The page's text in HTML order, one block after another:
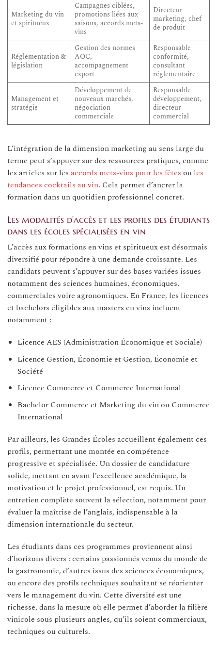
Marketing du vin
et spiritueux
Campagnes ciblées,
promotions liées aux
saisons, accords mets-
vins
Directeur
marketing, chef
de produit
Réglementation &
législation
Gestion des normes
AOC,
accompagnement
export
Responsable
conformité,
consultant
réglementaire
Management et
stratégie
Développement de
nouveaux marchés,
négociation
commerciale
Responsable
développement,
directeur
commercial
L’intégration de la dimension marketing au sens large du
terme peut s’appuyer sur des ressources pratiques, comme
les articles sur les accords mets-vins pour les fêtes ou les
tendances cocktails au vin. Cela permet d’ancrer la
formation dans un quotidien professionnel concret.
Les modalités d’accès et les profils des étudiants
dans les écoles spécialisées en vin
L’accès aux formations en vins et spiritueux est désormais
diversifié pour répondre à une demande croissante. Les
candidats peuvent s’appuyer sur des bases variées issues
notamment des sciences humaines, économiques,
commerciales voire agronomiques. En France, les licences
et bachelors éligibles aux masters en vins incluent
notamment :
Licence AES (Administration Économique et Sociale)
Licence Gestion, Économie et Gestion, Économie et
Société
Licence Commerce et Commerce International
Bachelor Commerce et Marketing du vin ou Commerce
International
Par ailleurs, les Grandes Écoles accueillent également ces
profils, permettant une montée en compétence
progressive et spécialisée. Un dossier de candidature
solide, mettant en avant l’excellence académique, la
motivation et le projet professionnel, est requis. Un
entretien complète souvent la sélection, notamment pour
évaluer la maîtrise de l’anglais, indispensable à la
dimension internationale du secteur.
Les étudiants dans ces programmes proviennent ainsi
d’horizons divers : certains passionnés venus du monde de
la gastronomie, d’autres issus des sciences économiques,
ou encore des profils techniques souhaitant se réorienter
vers le management du vin. Cette diversité est une
richesse, dans la mesure où elle permet d’aborder la filière
vinicole sous plusieurs angles, qu’ils soient commerciaux,
techniques ou culturels.